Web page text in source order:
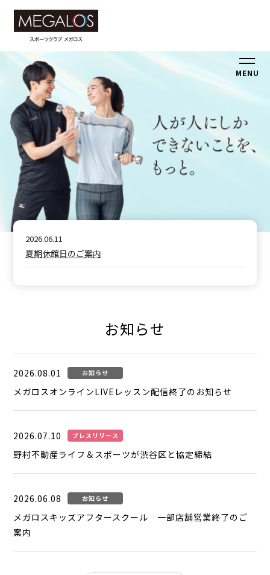
MENU
2026.06.11
夏期休館日のご案内
お知らせ
2026.08.01 お知らせ
メガロスオンラインLIVEレッスン配信終了のお知らせ
2026.07.10 プレスリリース
野村不動産ライフ＆スポーツが渋谷区と協定締結
2026.06.08 お知らせ
メガロスキッズアフタースクール 一部店舗営業終了のご
案内